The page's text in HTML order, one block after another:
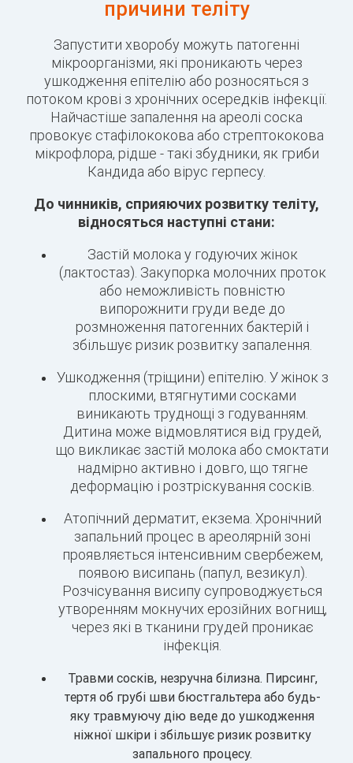
причини теліту
Запустити хворобу можуть патогенні
мікроорганізми, які проникають через
ушкодження епітелію або розносяться з
потоком крові з хронічних осередків інфекції.
Найчастіше запалення на ареолі соска
провокує стафілококова або стрептококова
мікрофлора, рідше - такі збудники, як гриби
Кандида або вірус герпесу.
До чинників, сприяючих розвитку теліту,
відносяться наступні стани:
Застій молока у годуючих жінок
(лактостаз). Закупорка молочних проток
або неможливість повністю
випорожнити груди веде до
розмноження патогенних бактерій і
збільшує ризик розвитку запалення.
Ушкодження (тріщини) епітелію. У жінок з
плоскими, втягнутими сосками
виникають труднощі з годуванням.
Дитина може відмовлятися від грудей,
що викликає застій молока або смоктати
надмірно активно і довго, що тягне
деформацію і розтріскування сосків.
Атопічний дерматит, екзема. Хронічний
запальний процес в ареолярній зоні
проявляється інтенсивним свербежем,
появою висипань (папул, везикул).
Розчісування висипу супроводжується
утворенням мокнучих ерозійних вогнищ,
через які в тканини грудей проникає
інфекція.
Травми сосків, незручна білизна. Пирсинг,
тертя об грубі шви бюстгальтера або будь-
яку травмуючу дію веде до ушкодження
ніжної шкіри і збільшує ризик розвитку
запального процесу.